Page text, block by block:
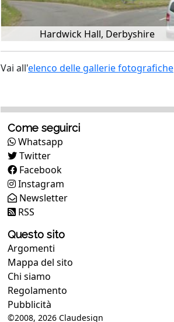
Hardwick Hall, Derbyshire
Vai all'elenco delle gallerie fotografiche
Come seguirci
Whatsapp
Twitter
Facebook
Instagram
Newsletter
RSS
Questo sito
Argomenti
Mappa del sito
Chi siamo
Regolamento
Pubblicità
©2008, 2026 Claudesign